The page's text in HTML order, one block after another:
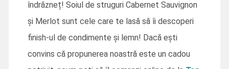
îndrăzneț! Soiul de struguri Cabernet Sauvignon
și Merlot sunt cele care te lasă să îi descoperi
finish-ul de condimente și lemn! Dacă ești
convins că propunerea noastră este un cadou